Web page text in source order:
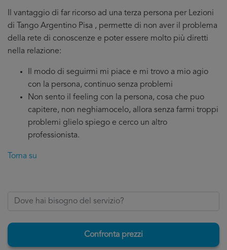
Il vantaggio di far ricorso ad una terza persona per Lezioni
di Tango Argentino Pisa , permette di non aver il problema
della rete di conoscenze e poter essere molto più diretti
nella relazione:
Il modo di seguirmi mi piace e mi trovo a mio agio
con la persona, continuo senza problemi
Non sento il feeling con la persona, cosa che puo
capitere, non neghiamocelo, allora senza farmi troppi
problemi glielo spiego e cerco un altro
professionista.
Torna su
Confronta prezzi